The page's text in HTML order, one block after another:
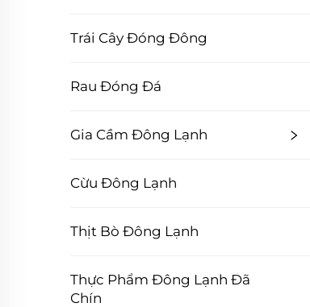
Trái Cây Đóng Đông
Rau Đóng Đá
Gia Cầm Đông Lạnh
Cừu Đông Lạnh
Thịt Bò Đông Lạnh
Thực Phẩm Đông Lạnh Đã
Chín